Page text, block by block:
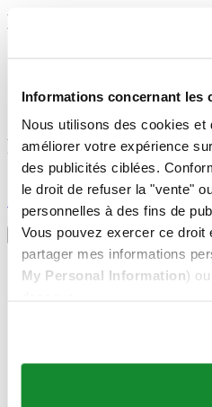
Informations concernant les
Nous utilisons des cookies
améliorer votre expérience
des publicités ciblées.
le droit de refuser la "vente"
personnelles à des fins de
Vous pouvez exercer ce droit
partager mes informations
My Personal Information)
Mentions légales
Informations concernant les
Rejoignez le club
S'inscrire pour recevoir des
Sélectionner un pays/une région
Sélecteur de langue
Allemagne
Autriche
English